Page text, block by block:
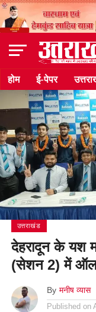
होम ई-पेपर
उत्तराखंड
देहरादून के यश
(सेशन 2) में ऑल
By मनीष व्यास
Published on